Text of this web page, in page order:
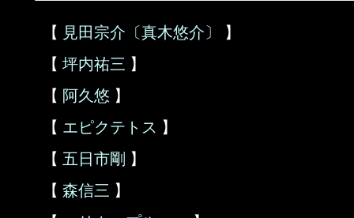
【 見田宗介〔真木悠介〕
】
【 坪内祐三 】
【 阿久悠 】
【 エピクテトス 】
【 五日市剛 】
【 森信三 】